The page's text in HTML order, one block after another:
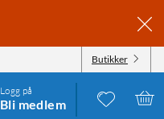
Butikker
Logg på
Bli medlem